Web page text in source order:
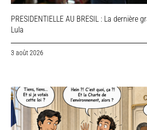
PRESIDENTIELLE AU BRESIL : La dernière
Lula
3 août 2026